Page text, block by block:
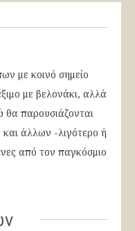
με κοινό σημείο
με βελονάκι, αλλά
θα παρουσιάζονται
και άλλων -λιγότερο ή
από τον παγκόσμιο